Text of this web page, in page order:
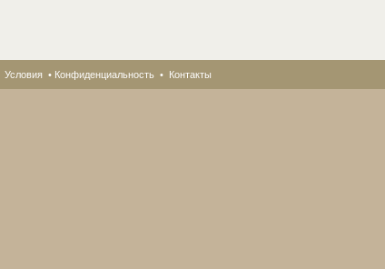
Условия • Конфиденциальность • Контакты